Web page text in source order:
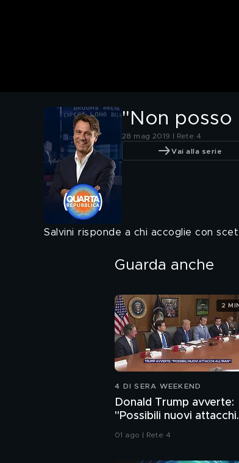
"Non
28 mag 2019 | Rete 4
Vai alla serie
Salvini risponde a chi accoglie con
Guarda anche
4 DI SERA WEEKEND
Donald Trump avverte:
"Possibili nuovi attacchi
all'Iran"
01 ago | Rete 4
2 MIN